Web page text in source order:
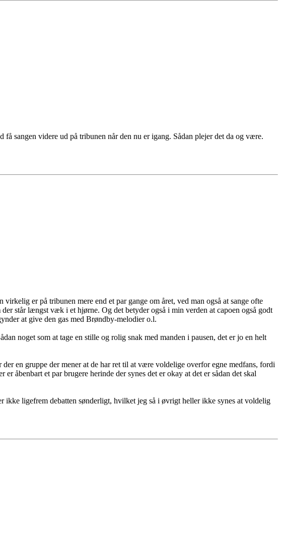
sangen videre ud på tribunen når den nu er igang. Sådan plejer det da og være.
er på tribunen mere end et par gange om året, ved man også at sange ofte
står længst væk i et hjørne. Og det betyder også i min verden at capoen også godt
at give den gas med Brøndby-melodier o.l.
noget som at tage en stille og rolig snak med manden i pausen, det er jo en helt
en gruppe der mener at de har ret til at være voldelige overfor egne medfans, fordi
åbenbart et par brugere herinde der synes det er okay at det er sådan det skal
ligefrem debatten sønderligt, hvilket jeg så i øvrigt heller ikke synes at voldelig